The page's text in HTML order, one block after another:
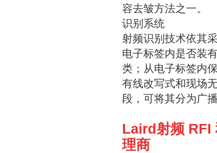
容去皱方法之一。
识别系统
射频识别技术依其
电子标签内是否装
类；从电子标签内
有线改写式和现场
段，可将其分为广
Laird射频 RFI
理商